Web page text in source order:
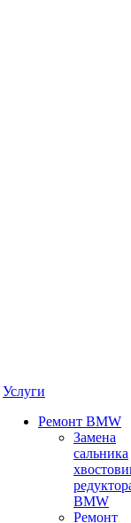
Услуги
Ремонт BMW
Замена
сальника
BMW
Ремонт